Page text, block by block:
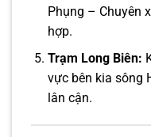
Phụng – Chuyên
hợp.
Trạm Long Biên:
vực bên kia sông
lân cận.